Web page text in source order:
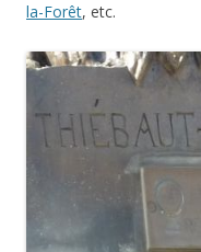
la-Forêt, etc.